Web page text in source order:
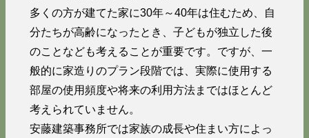
多くの方が建てた家に30年～40年は住むため、自
分たちが高齢になったとき、子どもが独立した後
のことなども考えることが重要です。ですが、一
般的に家造りのプラン段階では、実際に使用する
部屋の使用頻度や将来の利用方法まではほとんど
考えられていません。
安藤建築事務所では家族の成長や住まい方によっ